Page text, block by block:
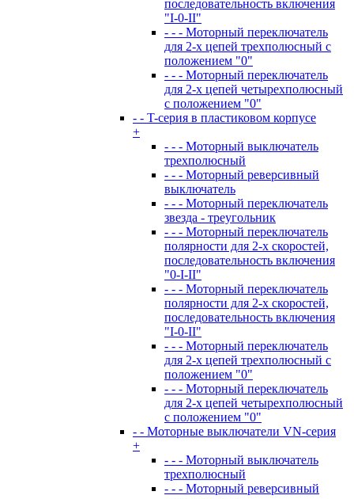
последовательность включения
"I-0-II"
- - - Моторный переключатель
для 2-х цепей трехполюсный с
положением "0"
- - - Моторный переключатель
для 2-х цепей четырехполюсный
с положением "0"
- - T-серия в пластиковом корпусе
+
- - - Моторный выключатель
трехполюсный
- - - Моторный реверсивный
выключатель
- - - Моторный переключатель
звезда - треугольник
- - - Моторный переключатель
полярности для 2-х скоростей,
последовательность включения
"0-I-II"
- - - Моторный переключатель
полярности для 2-х скоростей,
последовательность включения
"I-0-II"
- - - Моторный переключатель
для 2-х цепей трехполюсный с
положением "0"
- - - Моторный переключатель
для 2-х цепей четырехполюсный
с положением "0"
- - Моторные выключатели VN-серия
+
- - - Моторный выключатель
трехполюсный
- - - Моторный реверсивный